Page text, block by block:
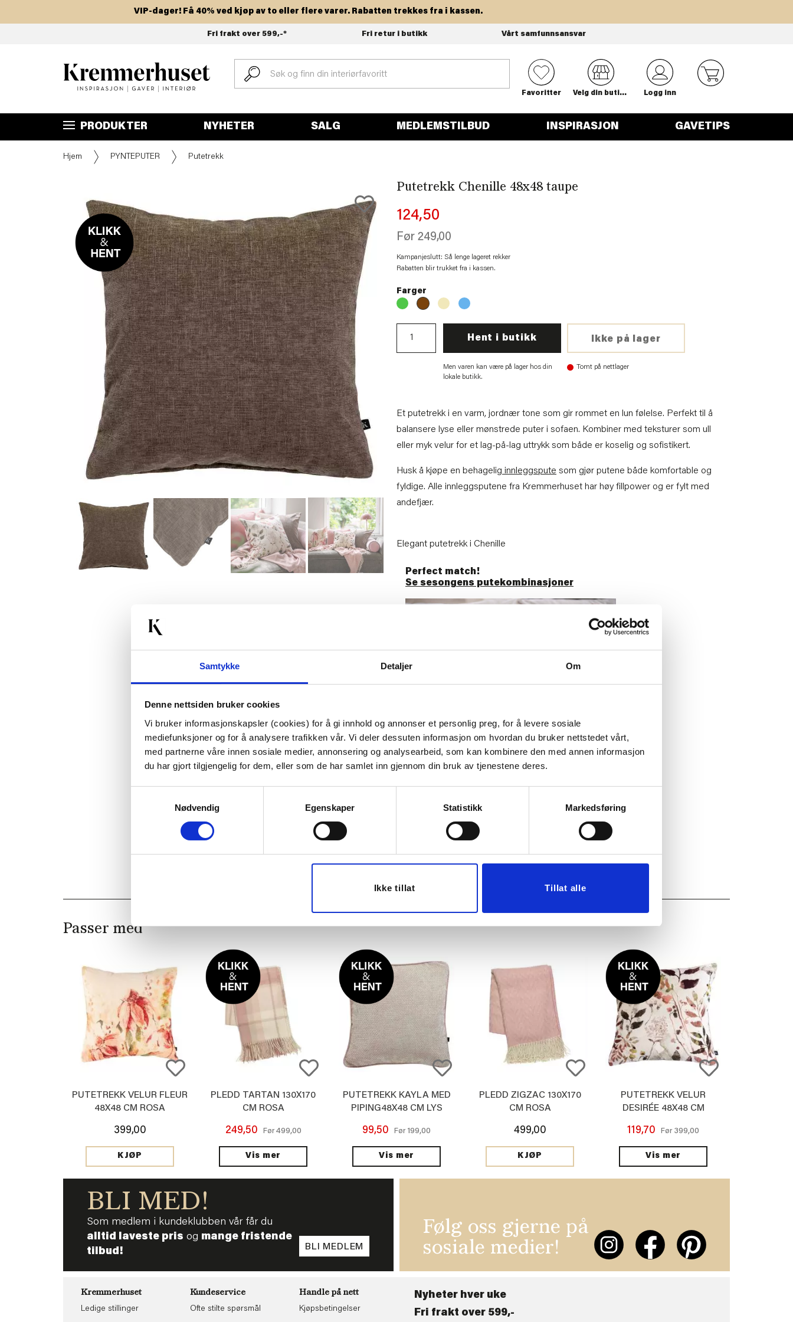
Samtykke Detaljer Om
Denne nettsiden bruker cookies
Vi bruker informasjonskapsler (cookies) for å gi innhold og annonser et personlig preg, for å levere sosiale
mediefunksjoner og for å analysere trafikken vår. Vi deler dessuten informasjon om hvordan du bruker nettstedet vårt,
med partnerne våre innen sosiale medier, annonsering og analysearbeid, som kan kombinere den med annen informasjon
du har gjort tilgjengelig for dem, eller som de har samlet inn gjennom din bruk av tjenestene deres.
Nødvendig
Egenskaper Statistikk Markedsføring
Ikke tillat Tillat alle
Hopp
VIP-dager! Få 40% ved kjøp av to eller flere varer. Rabatten trekkes fra i kassen.
Fri frakt over 599,-* Fri retur i butikk Vårt samfunnsansvar
0
Favoritter Velg din butikk Logg inn
PRODUKTER NYHETER SALG MEDLEMSTILBUD INSPIRASJON GAVETIPS
Hjem PYNTEPUTER Putetrekk
Putetrekk Chenille 48x48 taupe
124,50
Før 249,00
Kampanjeslutt: Så lenge lageret rekker
Rabatten blir trukket fra i kassen.
Farger
Ikke på lager
Hent i butikk
Tomt på nettlager
Men varen kan være på lager hos din
lokale butikk.
Et putetrekk i en varm, jordnær tone som gir rommet en lun følelse. Perfekt til å
balansere lyse eller mønstrede puter i sofaen. Kombiner med teksturer som ull
eller myk velur for et lag-på-lag uttrykk som både er koselig og sofistikert.
Husk å kjøpe en behagelig innleggspute som gjør putene både komfortable og
fyldige. Alle innleggsputene fra Kremmerhuset har høy fillpower og er fylt med
andefjær.
Elegant putetrekk i Chenille
Perfect match!
Se sesongens putekombinasjoner
Artikkelnummer:
7071100793294
Materiale:
Polyester
Last ned bilde
Passer med
PUTETREKK VELUR FLEUR
48X48 CM ROSA
399,00
KJØP
PLEDD TARTAN 130X170
CM ROSA
249,50 Før499,00
Vis mer
PUTETREKK KAYLA MED
PIPING48X48 CM LYS
99,50 Før 199,00
Vis mer
PLEDD ZIGZAC 130X170
CM ROSA
499,00
KJØP
PUTETREKK VELUR
DESIRÉE 48X48 CM
119,70 Før 399,00
Vis mer
BLI MED!
Som medlem i kundeklubben vår får du
alltid laveste pris og mange fristende
tilbud!
BLI MEDLEM
Følg oss gjerne på
sosiale medier!
Kremmerhuset
Ledige stillinger
Kundeservice
Ofte stilte spørsmål
Handle på nett
Kjøpsbetingelser
Nyheter hver uke
Fri frakt over 599,-